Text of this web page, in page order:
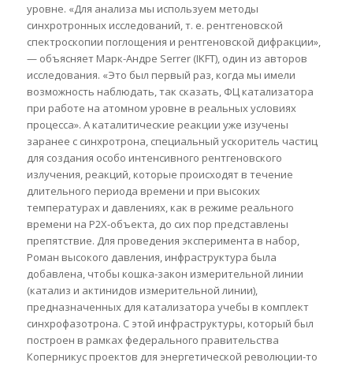
уровне. «Для анализа мы используем методы
синхротронных исследований, т. е. рентгеновской
спектроскопии поглощения и рентгеновской дифракции»,
— объясняет Марк-Андре Serrer (IKFT), один из авторов
исследования. «Это был первый раз, когда мы имели
возможность наблюдать, так сказать, ФЦ катализатора
при работе на атомном уровне в реальных условиях
процесса». А каталитические реакции уже изучены
заранее с синхротрона, специальный ускоритель частиц
для создания особо интенсивного рентгеновского
излучения, реакций, которые происходят в течение
длительного периода времени и при высоких
температурах и давлениях, как в режиме реального
времени на Р2Х-объекта, до сих пор представлены
препятствие. Для проведения эксперимента в набор,
Роман высокого давления, инфраструктура была
добавлена, чтобы кошка-закон измерительной линии
(катализ и актинидов измерительной линии),
предназначенных для катализатора учебы в комплект
синхрофазотрона. С этой инфраструктуры, который был
построен в рамках федерального правительства
Коперникус проектов для энергетической революции-то